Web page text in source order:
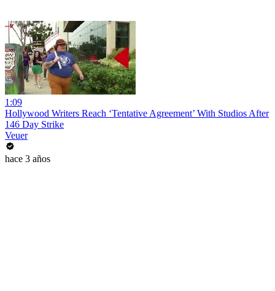
1:09
Hollywood Writers Reach ‘Tentative Agreement’ With Studios After
146 Day Strike
Veuer
hace 3 años